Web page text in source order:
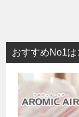
ビ
ゲ
ー
おすすめNo1は